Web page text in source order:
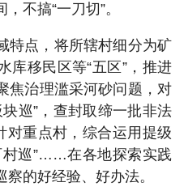
不搞“一刀切”。
特点，将所辖村细分为矿
库移民区等“五区”，推进
焦治理滥采河砂问题，对
巡”，查封取缔一批非法
对重点村，综合运用提级
村巡”……在各地探索实践
的好经验、好办法。